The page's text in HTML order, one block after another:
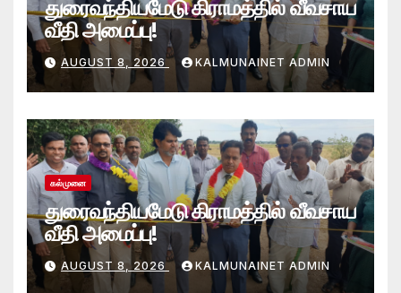
துரைவந்தியமேடு கிராமத்தில் வீவசாய
வீதி அமைப்பு!
AUGUST 8, 2026 KALMUNAINET ADMIN
கல்முனை
துரைவந்தியமேடு கிராமத்தில் வீவசாய
வீதி அமைப்பு!
AUGUST 8, 2026 KALMUNAINET ADMIN